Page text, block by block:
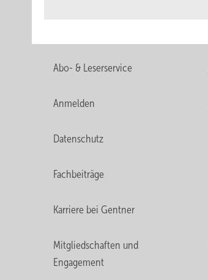
Abo- & Leserservice
Anmelden
Datenschutz
Fachbeiträge
Karriere bei Gentner
Mitgliedschaften und
Engagement